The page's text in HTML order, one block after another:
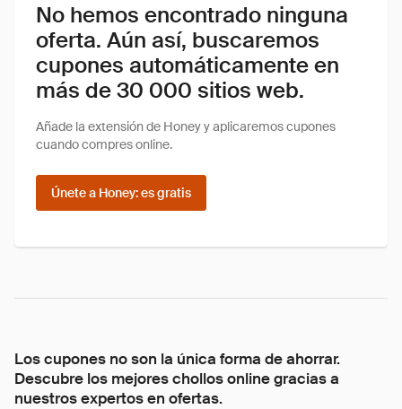
No hemos encontrado ninguna
oferta. Aún así, buscaremos
cupones automáticamente en
más de 30 000 sitios web.
Añade la extensión de Honey y aplicaremos cupones
cuando compres online.
Únete a Honey: es gratis
Los cupones no son la única forma de ahorrar.
Descubre los mejores chollos online gracias a
nuestros expertos en ofertas.